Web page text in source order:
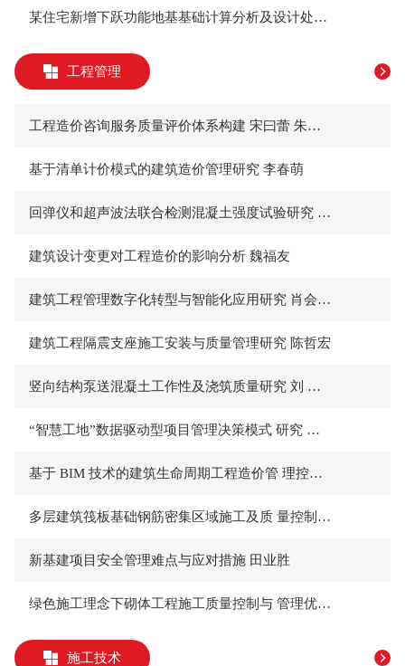
某住宅新增下跃功能地基基础计算分析及设计处理 邓祥文 张大伟
工程管理
工程造价咨询服务质量评价体系构建 宋曰蕾 朱莹莹 李 旻
基于清单计价模式的建筑造价管理研究 李春萌
回弹仪和超声波法联合检测混凝土强度试验研究 魏长城
建筑设计变更对工程造价的影响分析 魏福友
建筑工程管理数字化转型与智能化应用研究 肖会荣 蒋孝兵
建筑工程隔震支座施工安装与质量管理研究 陈哲宏
竖向结构泵送混凝土工作性及浇筑质量研究 刘 坤 邬 波
“智慧工地”数据驱动型项目管理决策模式 研究 杜琦峰
基于 BIM 技术的建筑生命周期工程造价管 理控制应用 侯晋玲
多层建筑筏板基础钢筋密集区域施工及质 量控制 王文芳
新基建项目安全管理难点与应对措施 田业胜
绿色施工理念下砌体工程施工质量控制与 管理优化 邸晓瑞
施工技术